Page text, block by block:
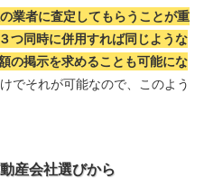
業者に査定してもらうことが重
つ同時に併用すれば同じような
の掲示を求めることも可能にな
でそれが可能なので、このよう
産会社選びから